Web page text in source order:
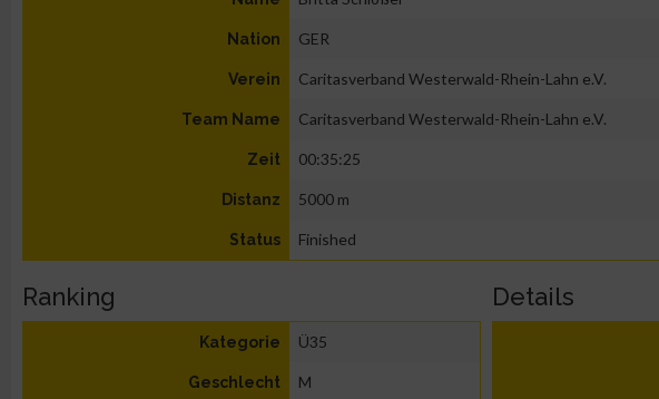
Nation GER
Verein Caritasverband Westerwald-Rhein-Lahn e.V.
Team Name Caritasverband Westerwald-Rhein-Lahn e.V.
Zeit 00:35:25
Distanz 5000 m
Status Finished
Ranking
Kategorie Ü35
Geschlecht M
Details